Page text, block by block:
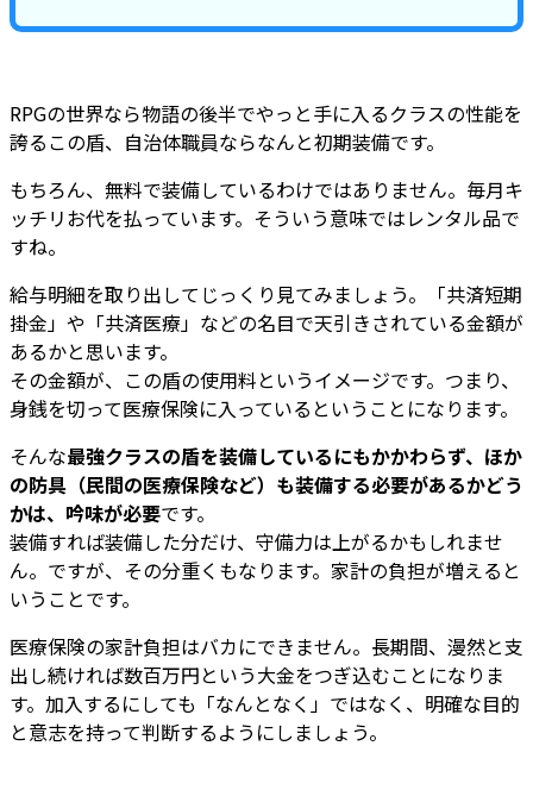
RPGの世界なら物語の後半でやっと手に入るクラスの性能を
誇るこの盾、自治体職員ならなんと初期装備です。
もちろん、無料で装備しているわけではありません。毎月キ
ッチリお代を払っています。そういう意味ではレンタル品で
すね。
給与明細を取り出してじっくり見てみましょう。「共済短期
掛金」や「共済医療」などの名目で天引きされている金額が
あるかと思います。
その金額が、この盾の使用料というイメージです。つまり、
身銭を切って医療保険に入っているということになります。
そんな最強クラスの盾を装備しているにもかかわらず、ほか
の防具（民間の医療保険など）も装備する必要があるかどう
かは、吟味が必要です。
装備すれば装備した分だけ、守備力は上がるかもしれませ
ん。ですが、その分重くもなります。家計の負担が増えると
いうことです。
医療保険の家計負担はバカにできません。長期間、漫然と支
出し続ければ数百万円という大金をつぎ込むことになりま
す。加入するにしても「なんとなく」ではなく、明確な目的
と意志を持って判断するようにしましょう。